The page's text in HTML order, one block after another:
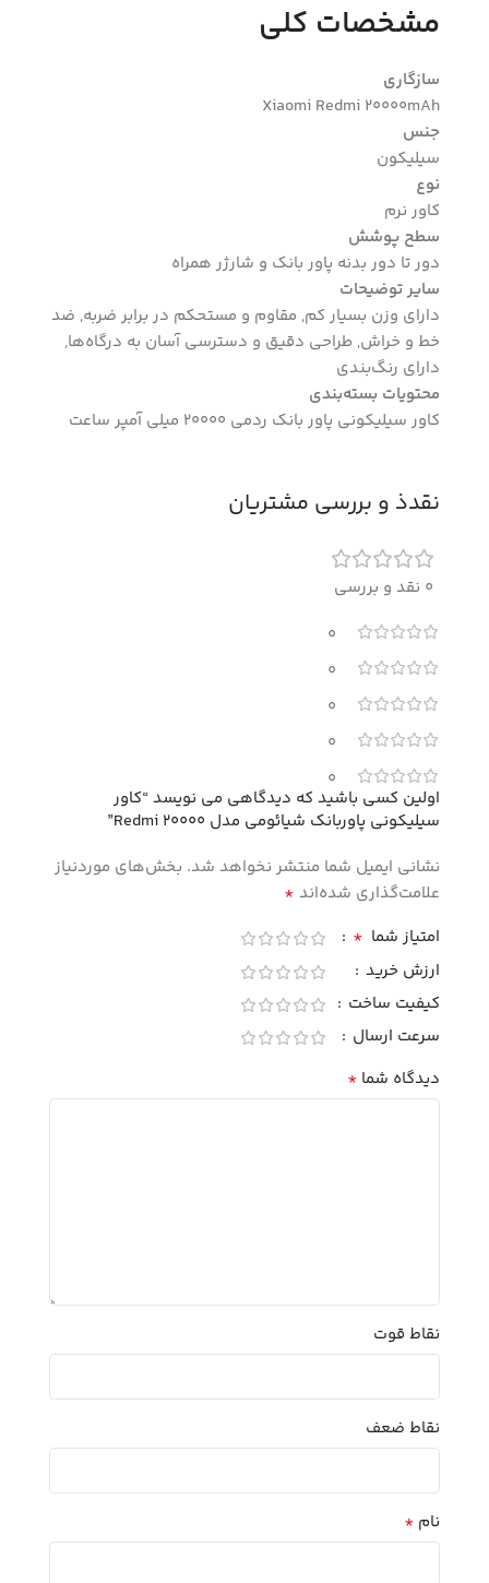
مشخصات کلی
سازگاری
Xiaomi Redmi 20000mAh
جنس
سیلیکون
نوع
کاور نرم
سطح پوشش
دور تا دور بدنه پاور بانک و شارژر همراه
سایر توضیحات
دارای وزن بسیار کم, مقاوم و مستحکم در برابر ضربه, ضد
خط و خراش, طراحی دقیق و دسترسی آسان به درگاه‌ها,
دارای رنگ‌بندی
محتویات بسته‌بندی
کاور سیلیکونی پاور بانک ردمی 20000 میلی آمپر ساعت
نقدذ و بررسی مشتریان
0 نقد و بررسی
0
0
0
0
0
اولین کسی باشید که دیدگاهی می نویسد “کاور
سیلیکونی پاوربانک شیائومی مدل Redmi 20000”
نشانی ایمیل شما منتشر نخواهد شد. بخش‌های موردنیاز
علامت‌گذاری شده‌اند *
امتیاز شما *
ارزش خرید
کیفیت ساخت
سرعت ارسال
دیدگاه شما *
نقاط قوت
نقاط ضعف
نام *